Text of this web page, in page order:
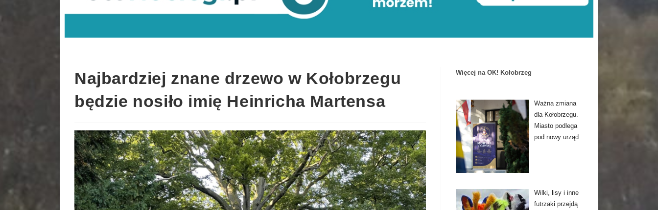
Najbardziej znane drzewo w Kołobrzegu
będzie nosiło imię Heinricha Martensa
Więcej na OK! Kołobrzeg
Ważna zmiana
dla Kołobrzegu.
Miasto podlega
pod nowy urząd
Wilki, lisy i inne
futrzaki przejdą